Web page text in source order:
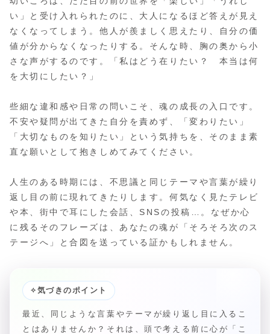
い」と受け入れられたのに、大人になるほど答えが見え
なくなってしまう。他人が羨ましく思えたり、自分の価
値が分からなくなったりする。そんな時、胸の奥から小
さな声がするのです。「私はどう在りたい？ 本当は何
を大切にしたい？」
些細な違和感や日常の問いこそ、魂の成長の入口です。
不安や疑問が出てきた自分を責めず、「変わりたい」
「大切なものを知りたい」という気持ちを、そのまま素
直な願いとして抱きしめてみてください。
人生のある時期には、不思議と同じテーマや言葉が繰り
返し目の前に現れてきたりします。何気なく見たテレビ
や本、街中で耳にした会話、SNSの投稿…。なぜか心
に残るそのフレーズは、あなたの魂が「そろそろ次のス
テージへ」と合図を送っている証かもしれません。
✧気づきのポイント
最近、同じような言葉やテーマが繰り返し目に入るこ
とはありませんか？それは、頭で考える前に心が「こ